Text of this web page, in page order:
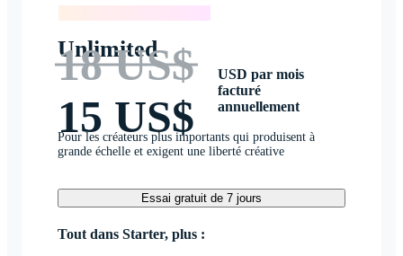
Unlimited
18 US$
15 US$
USD par mois
facturé
annuellement
Pour les créateurs plus importants qui produisent à
grande échelle et exigent une liberté créative
Essai gratuit de 7 jours
Tout dans Starter, plus :